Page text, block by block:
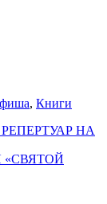
, Книги
НА